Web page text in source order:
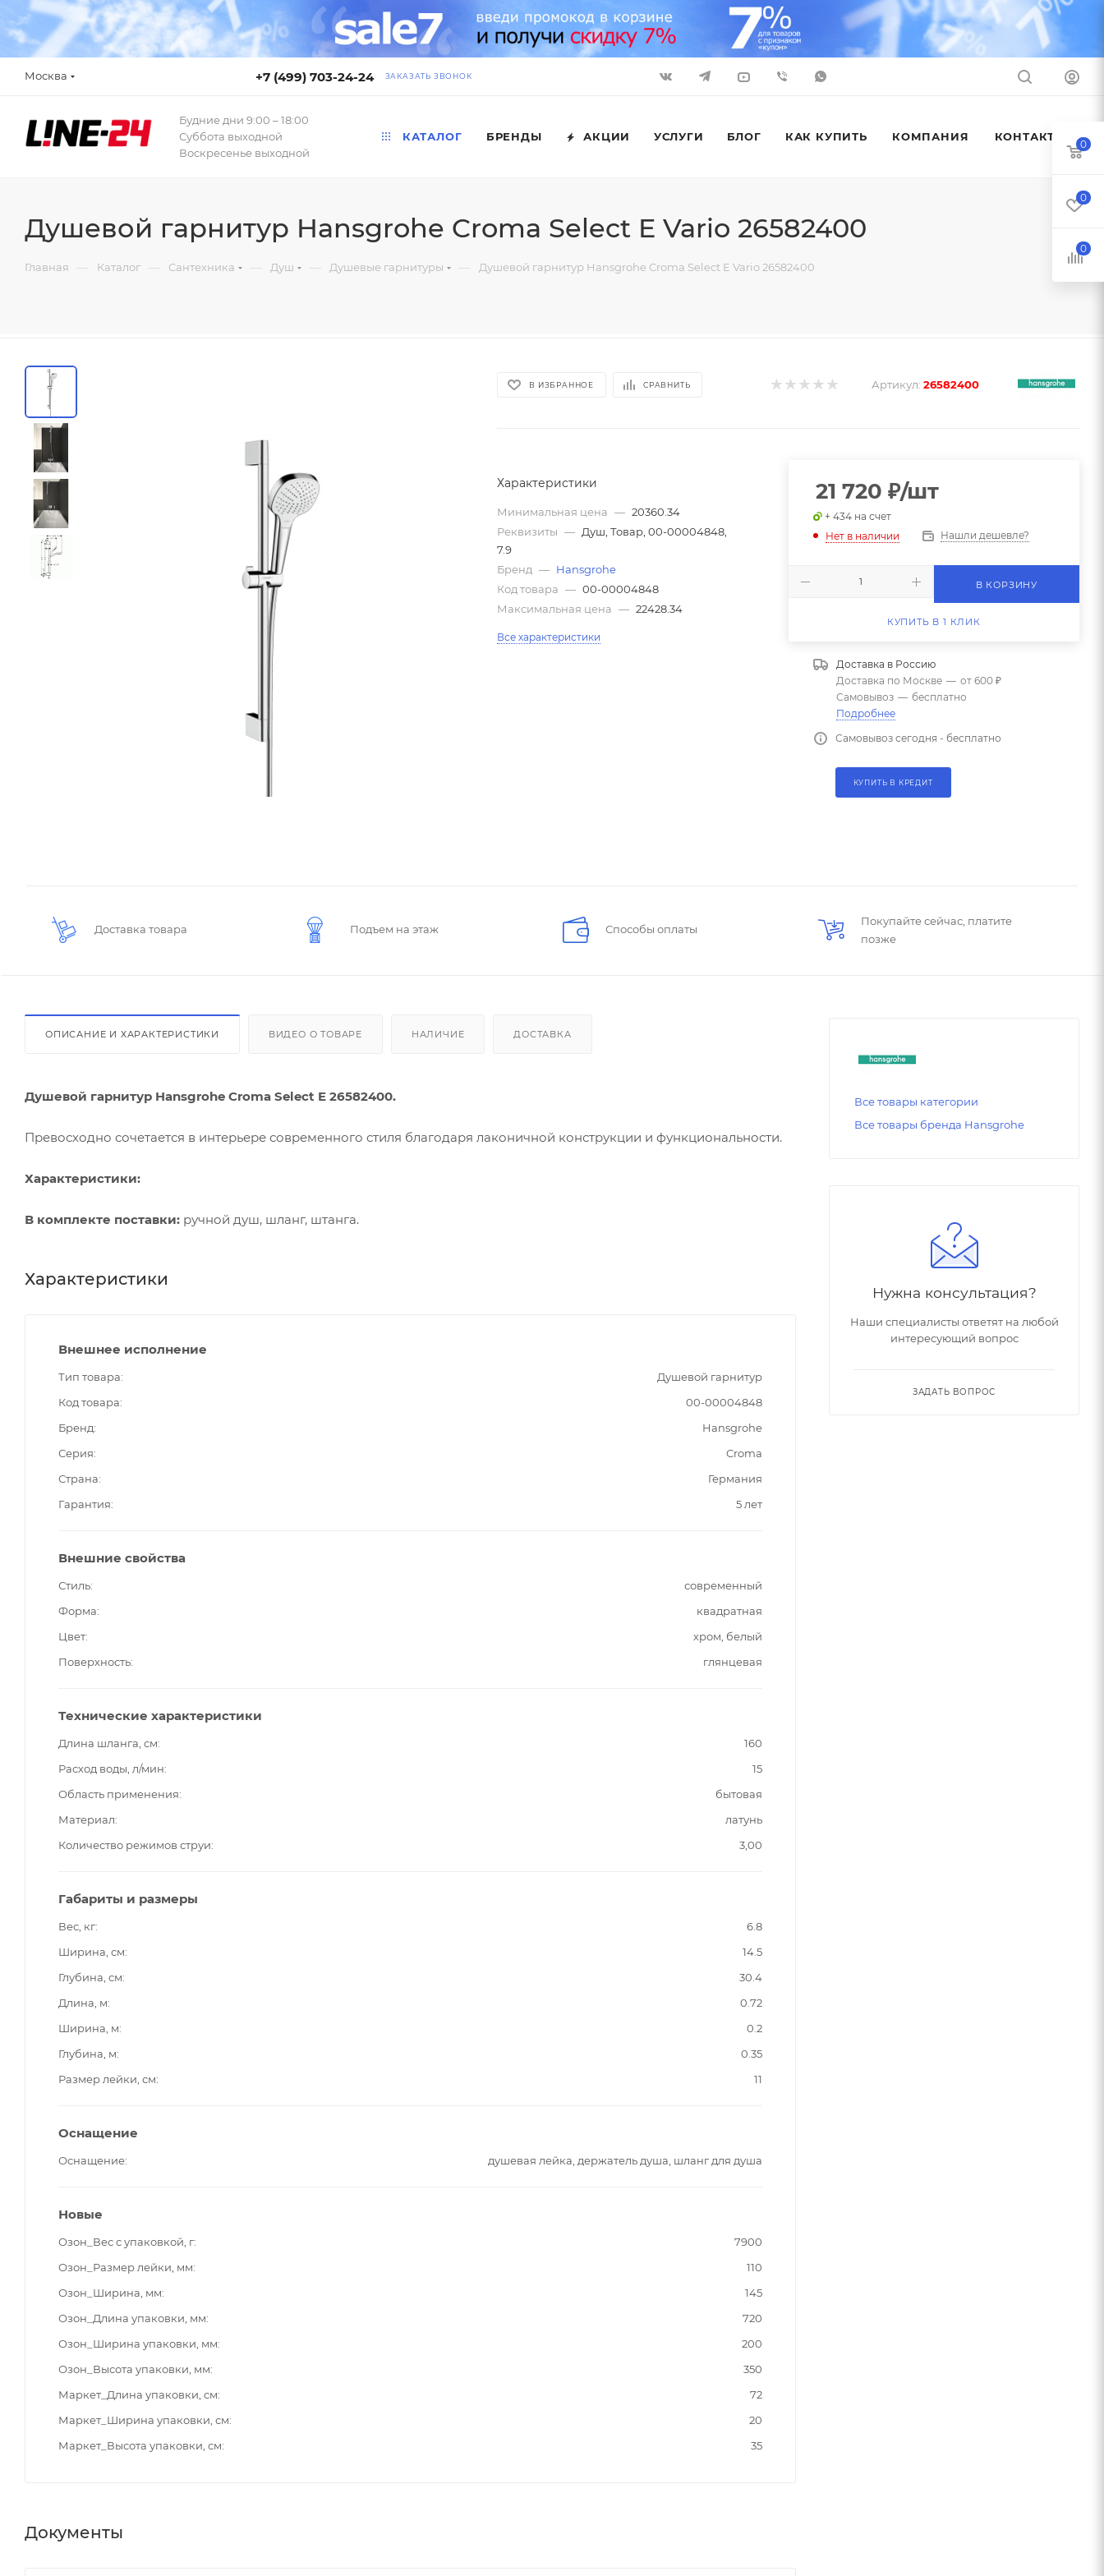
Москва +7 (499) 703-24-24 ЗАКАЗАТЬ ЗВОНОК
Будние дни 9:00 – 18:00
Суббота выходной
Воскресенье выходной
КАТАЛОГ БРЕНДЫ АКЦИИ УСЛУГИ БЛОГ КАК КУПИТЬ КОМПАНИЯ КОНТАКТЫ
Душевой гарнитур Hansgrohe Croma Select E Vario 26582400
Главная — Каталог — Сантехника — Душ — Душевые гарнитуры — Душевой гарнитур Hansgrohe Croma Select E Vario 26582400
В ИЗБРАННОЕ СРАВНИТЬ Артикул: 26582400
Характеристики
Минимальная цена — 20360.34
Реквизиты — Душ, Товар, 00-00004848,
7.9
Бренд — Hansgrohe
Код товара — 00-00004848
Максимальная цена — 22428.34
Все характеристики
21 720 ₽/шт
+ 434 на счет
Нет в наличии
Нашли дешевле?
В КОРЗИНУ
КУПИТЬ В 1 КЛИК
Доставка в Россию
Доставка по Москве — от 600 ₽
Самовывоз — бесплатно
Подробнее
Самовывоз сегодня - бесплатно
КУПИТЬ В КРЕДИТ
Доставка товара Подъем на этаж Способы оплаты
Покупайте сейчас, платите
позже
ОПИСАНИЕ И ХАРАКТЕРИСТИКИ ВИДЕО О ТОВАРЕ НАЛИЧИЕ ДОСТАВКА
Душевой гарнитур Hansgrohe Croma Select E 26582400.
Превосходно сочетается в интерьере современного стиля благодаря лаконичной конструкции и функциональности.
Характеристики:
В комплекте поставки: ручной душ, шланг, штанга.
Характеристики
Внешнее исполнение
Тип товара
Душевой гарнитур
Код товара
00-00004848
Бренд
Hansgrohe
Серия
Croma
Страна
Германия
Гарантия
5 лет
Внешние свойства
Стиль
современный
Форма
квадратная
Цвет
хром, белый
Поверхность
глянцевая
Технические характеристики
Длина шланга, см
160
Расход воды, л/мин
15
Область применения
бытовая
Материал
латунь
Количество режимов струи
3,00
Габариты и размеры
Вес, кг
6.8
Ширина, см
14.5
Глубина, см
30.4
Длина, м
0.72
Ширина, м
0.2
Глубина, м
0.35
Размер лейки, см
11
Оснащение
Оснащение душевая лейка, держатель душа, шланг для душа
Новые
Озон_Вес с упаковкой, г
7900
Озон_Размер лейки, мм
110
Озон_Ширина, мм
145
Озон_Длина упаковки, мм
720
Озон_Ширина упаковки, мм
200
Озон_Высота упаковки, мм
350
Маркет_Длина упаковки, см
72
Маркет_Ширина упаковки, см
20
Маркет_Высота упаковки, см
35
Документы
Все товары категории
Все товары бренда Hansgrohe
Нужна консультация?
Наши специалисты ответят на любой
интересующий вопрос
ЗАДАТЬ ВОПРОС
0
0
0